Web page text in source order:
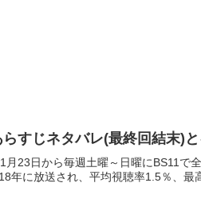
すじネタバレ(最終回結末)と
23日から毎週土曜～日曜にBS11で
年に放送され、平均視聴率1.5％、最